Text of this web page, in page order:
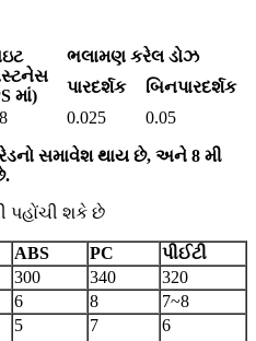
માં)
ભલામણ કરેલ ડોઝ
પારદર્શક
બિનપારદર્શક
0.025 0.05
સમાવેશ થાય છે, અને 8 મી
પહોંચી શકે છે
ABS PC
પીઈટી
300 340
320
6 8
7~8
5 7 6